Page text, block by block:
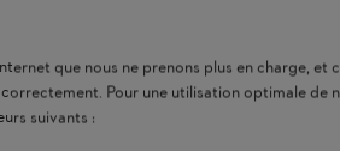
domaine de la sylviculture, il est
peuvent être utilisées qu’avec les
que nous ne prenons plus en charge,
Pour une utilisation optimale de
suivants :